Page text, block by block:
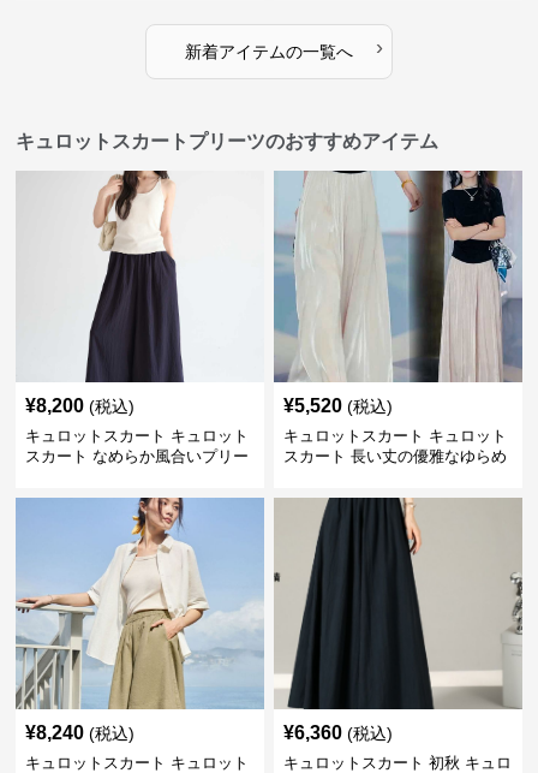
新着アイテムの一覧へ ›
キュロットスカートプリーツのおすすめアイテム
¥8,200 (税込)
キュロットスカート キュロット
スカート なめらか風合いプリー
¥5,520 (税込)
キュロットスカート キュロット
スカート 長い丈の優雅なゆらめ
¥8,240 (税込)
キュロットスカート キュロット
¥6,360 (税込)
キュロットスカート 初秋 キュロ